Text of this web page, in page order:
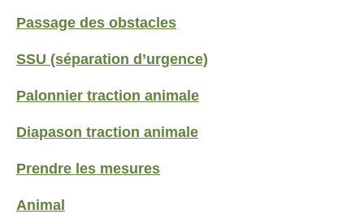
Passage des obstacles
SSU (séparation d’urgence)
Palonnier traction animale
Diapason traction animale
Prendre les mesures
Animal